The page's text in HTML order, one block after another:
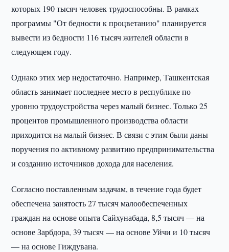
которых 190 тысяч человек трудоспособны. В рамках
программы "От бедности к процветанию" планируется
вывести из бедности 116 тысяч жителей области в
следующем году.
Однако этих мер недостаточно. Например, Ташкентская
область занимает последнее место в республике по
уровню трудоустройства через малый бизнес. Только 25
процентов промышленного производства области
приходится на малый бизнес. В связи с этим были даны
поручения по активному развитию предпринимательства
и созданию источников дохода для населения.
Согласно поставленным задачам, в течение года будет
обеспечена занятость 27 тысяч малообеспеченных
граждан на основе опыта Сайхунабада, 8,5 тысяч — на
основе Зарбдора, 39 тысяч — на основе Уйчи и 10 тысяч
— на основе Гиждувана.